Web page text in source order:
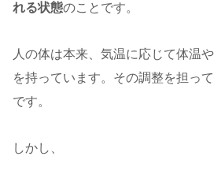
れる状態のことです。
人の体は本来、気温に応じて体温
を持っています。その調整を担っ
です。
しかし、